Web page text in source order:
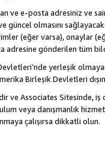
ve e-posta adresiniz ve
olmasını
(eğer varsa), onaylar
gönderilen tüm
yerleşik
Birleşik Devletleri
ve Associates Sitesinde,
veya danışmanlık
çalışırsa dikkatli olun.